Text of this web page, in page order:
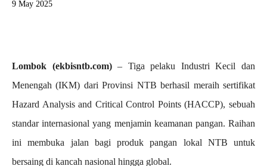
9 May 2025
Lombok (ekbisntb.com)– Tiga pelaku Industri Kecil dan
Menengah (IKM) dari Provinsi NTB berhasil meraih sertifikat
Hazard Analysis and Critical Control Points (HACCP), sebuah
standar internasional yang menjamin keamanan pangan. Raihan
ini membuka jalan bagi produk pangan lokal NTB untuk
bersaing di kancah nasional hingga global.